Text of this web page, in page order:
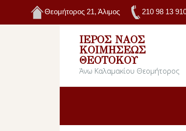
Θεομήτορος 21, Άλιμος 210 98 13
ΙΕΡΌΣ ΝΑΌΣ
ΚΟΙΜΉΣΕΩΣ
ΘΕΟΤΌΚΟΥ
Άνω Καλαμακίου Θεομήτορος